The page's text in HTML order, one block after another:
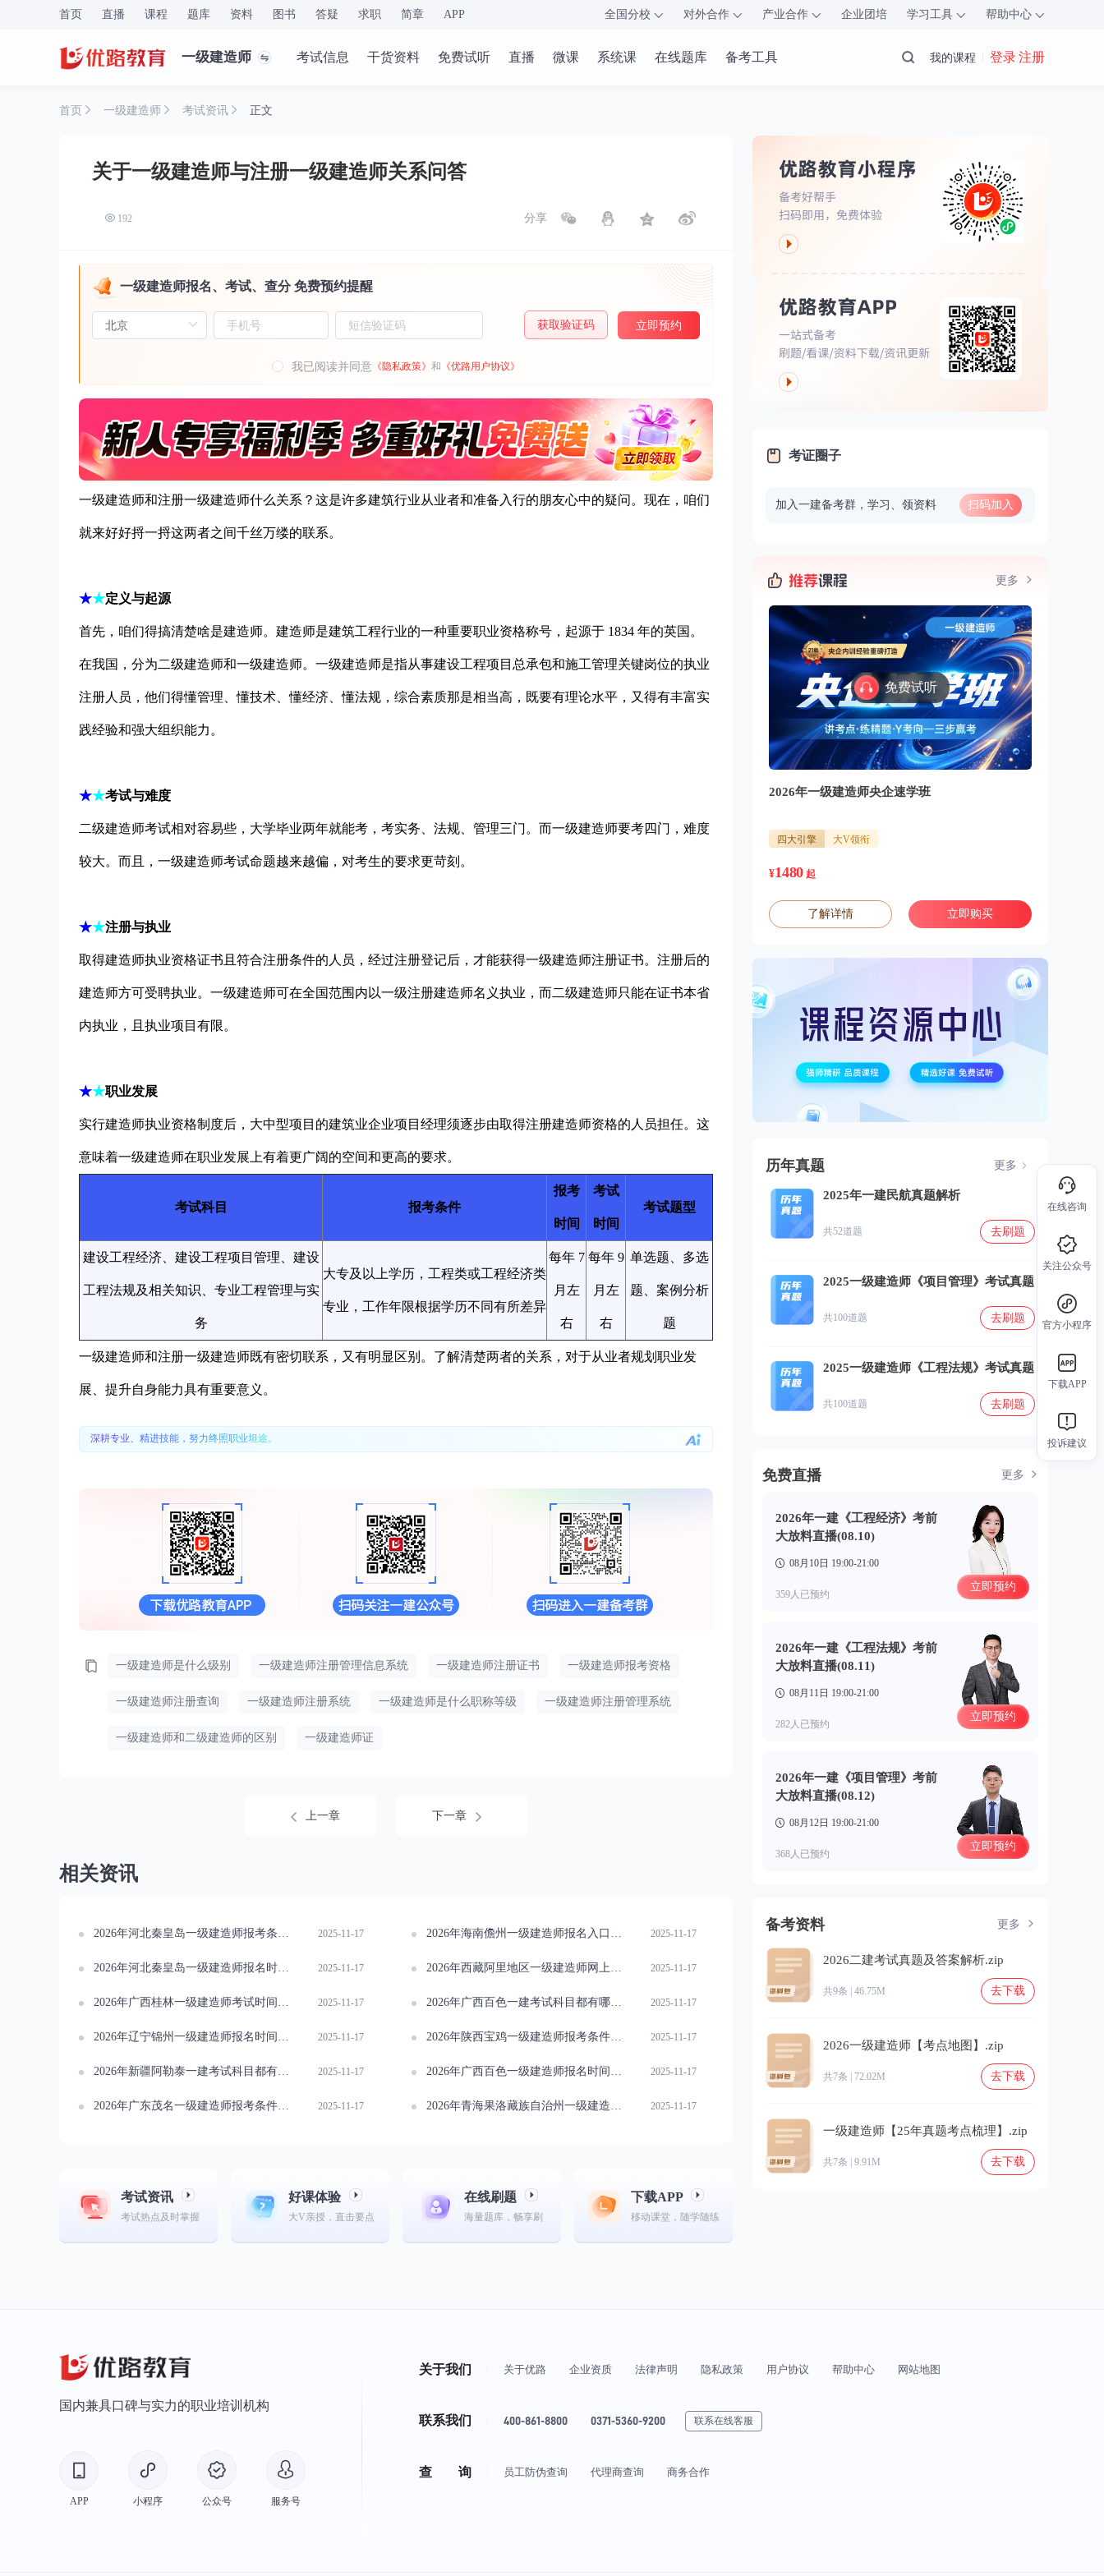
首页 直播 课程 题库 资料 图书 答疑 求职 简章 APP 全国分校 对外合作 产业合作 企业团培 学习工具 帮助中心
一级建造师 考试信息 干货资料 免费试听 直播 微课 系统课 在线题库 备考工具 我的课程 登录 注册
首页 一级建造师 考试资讯 正文
关于一级建造师与注册一级建造师关系问答
192 分享
一级建造师报名、考试、查分 免费预约提醒
获取验证码 立即预约
我已阅读并同意 《隐私政策》 和 《优路用户协议》
一级建造师和注册一级建造师什么关系？这是许多建筑行业从业者和准备入行的朋友心中的疑问。现在，咱们
就来好好捋一捋这两者之间千丝万缕的联系。
★★定义与起源
首先，咱们得搞清楚啥是建造师。建造师是建筑工程行业的一种重要职业资格称号，起源于 1834 年的英国。
在我国，分为二级建造师和一级建造师。一级建造师是指从事建设工程项目总承包和施工管理关键岗位的执业
注册人员，他们得懂管理、懂技术、懂经济、懂法规，综合素质那是相当高，既要有理论水平，又得有丰富实
践经验和强大组织能力。
★★考试与难度
二级建造师考试相对容易些，大学毕业两年就能考，考实务、法规、管理三门。而一级建造师要考四门，难度
较大。而且，一级建造师考试命题越来越偏，对考生的要求更苛刻。
★★注册与执业
取得建造师执业资格证书且符合注册条件的人员，经过注册登记后，才能获得一级建造师注册证书。注册后的
建造师方可受聘执业。一级建造师可在全国范围内以一级注册建造师名义执业，而二级建造师只能在证书本省
内执业，且执业项目有限。
★★职业发展
实行建造师执业资格制度后，大中型项目的建筑业企业项目经理须逐步由取得注册建造师资格的人员担任。这
意味着一级建造师在职业发展上有着更广阔的空间和更高的要求。
考试科目 报考条件
报考
时间
考试
时间
考试题型
建设工程经济、建设工程项目管理、建设
工程法规及相关知识、专业工程管理与实
务
大专及以上学历，工程类或工程经济类
专业，工作年限根据学历不同有所差异
每年 7
月左
右
每年 9
月左
右
单选题、多选
题、案例分析
题
一级建造师和注册一级建造师既有密切联系，又有明显区别。了解清楚两者的关系，对于从业者规划职业发
展、提升自身能力具有重要意义。
深耕专业、精进技能，努力终照职业坦途。
一级建造师是什么级别 一级建造师注册管理信息系统 一级建造师注册证书 一级建造师报考资格
一级建造师注册查询 一级建造师注册系统 一级建造师是什么职称等级 一级建造师注册管理系统
一级建造师和二级建造师的区别 一级建造师证
上一章 下一章
相关资讯
2026年河北秦皇岛一级建造师报考条件概览 2025-11-17 2026年海南儋州一级建造师报名入口指南 2025-11-17
2026年河北秦皇岛一级建造师报名时间安排 2025-11-17 2026年西藏阿里地区一级建造师网上报名开启 2025-11-17
2026年广西桂林一级建造师考试时间公布 2025-11-17 2026年广西百色一建考试科目都有哪些？速来了解 2025-11-17
2026年辽宁锦州一级建造师报名时间一览 2025-11-17 2026年陕西宝鸡一级建造师报考条件概览 2025-11-17
2026年新疆阿勒泰一建考试科目都有哪些？速看！ 2025-11-17 2026年广西百色一级建造师报名时间安排 2025-11-17
2026年广东茂名一级建造师报考条件详解 2025-11-17 2026年青海果洛藏族自治州一级建造师报名入口指南 2025-11-17
考试资讯
考试热点及时掌握
好课体验
大V亲授，直击要点
在线刷题
海量题库，畅享刷
下载APP
移动课堂，随学随练
考证圈子
加入一建备考群，学习、领资料 扫码加入
更多
免费试听
2026年一级建造师央企速学班
四大引擎 大V领衔
¥1480 起
了解详情 立即购买
历年真题 更多
2025年一建民航真题解析
共52道题 去刷题
2025一级建造师《项目管理》考试真题
共100道题 去刷题
2025一级建造师《工程法规》考试真题
共100道题 去刷题
免费直播 更多
2026年一建《工程经济》考前
大放料直播(08.10)
08月10日 19:00-21:00
359人已预约
立即预约
2026年一建《工程法规》考前
大放料直播(08.11)
08月11日 19:00-21:00
282人已预约
立即预约
2026年一建《项目管理》考前
大放料直播(08.12)
08月12日 19:00-21:00
368人已预约
立即预约
备考资料 更多
2026二建考试真题及答案解析.zip
共9条 | 46.75M 去下载
2026一级建造师【考点地图】.zip
共7条 | 72.02M 去下载
一级建造师【25年真题考点梳理】.zip
共7条 | 9.91M 去下载
国内兼具口碑与实力的职业培训机构
APP 小程序 公众号 服务号
关于我们 关于优路 企业资质 法律声明 隐私政策 用户协议 帮助中心 网站地图
联系我们 400-861-8800 0371-5360-9200 联系在线客服
查 询 员工防伪查询 代理商查询 商务合作
在线咨询
关注公众号
官方小程序
下载APP
投诉建议